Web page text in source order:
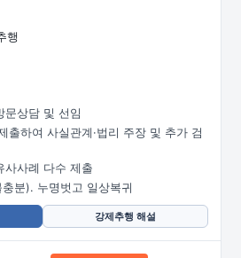
행
문상담 및 선임
출하여 사실관계·법리 주장 및 추가 검
사사례 다수 제출
분). 누명벗고 일상복귀
강제추행 해설